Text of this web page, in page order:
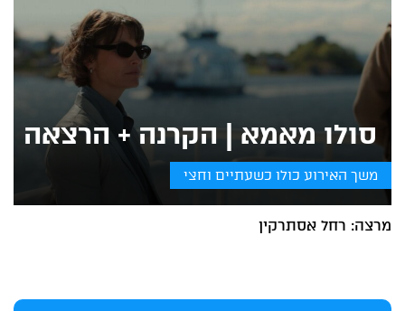
סולו מאמא | הקרנה + הרצאה
משך האירוע כולו כשעתיים וחצי
מרצה: רחל אסתרקין